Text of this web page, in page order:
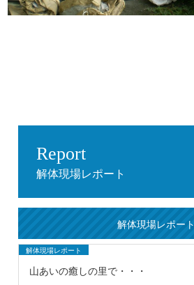
Report
解体現場レポート
解体現場レポート
解体現場レポート
山あいの癒しの里で・・・